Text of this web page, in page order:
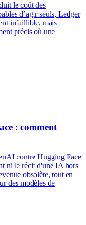
le coût des
d’agir seuls, Ledger
infaillible, mais
précis où une
: comment
contre Hugging Face
ni le récit d'une IA hors
obsolète, tout en
des modèles de